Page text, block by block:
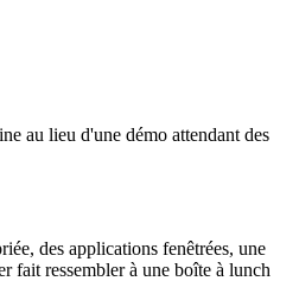
au lieu d'une démo attendant des
des applications fenêtrées, une
fait ressembler à une boîte à lunch